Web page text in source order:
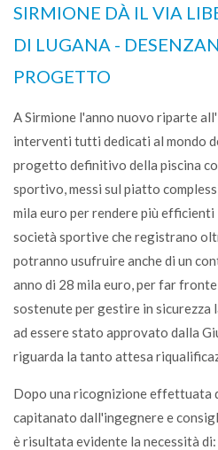
SIRMIONE DÀ IL VIA
DI LUGANA -
PROGETTO
A Sirmione l'anno nuovo riparte
interventi tutti dedicati al mondo
progetto definitivo della piscina
sportivo, messi sul piatto
mila euro per rendere più
società sportive che registrano
potranno usufruire anche di un
anno di 28 mila euro, per far
sostenute per gestire in sicurezza
ad essere stato approvato dalla
riguarda la tanto attesa
Dopo una ricognizione effettuata
capitanato dall'ingegnere e
è risultata evidente la necessità